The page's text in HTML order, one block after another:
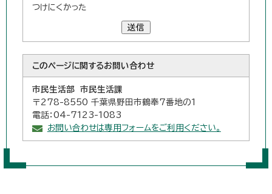
つけにくかった
送信
このページに関するお問い合わせ
市民生活部 市民生活課
〒278-8550 千葉県野田市鶴奉7番地の1
電話：04-7123-1083
お問い合わせは専用フォームをご利用ください。